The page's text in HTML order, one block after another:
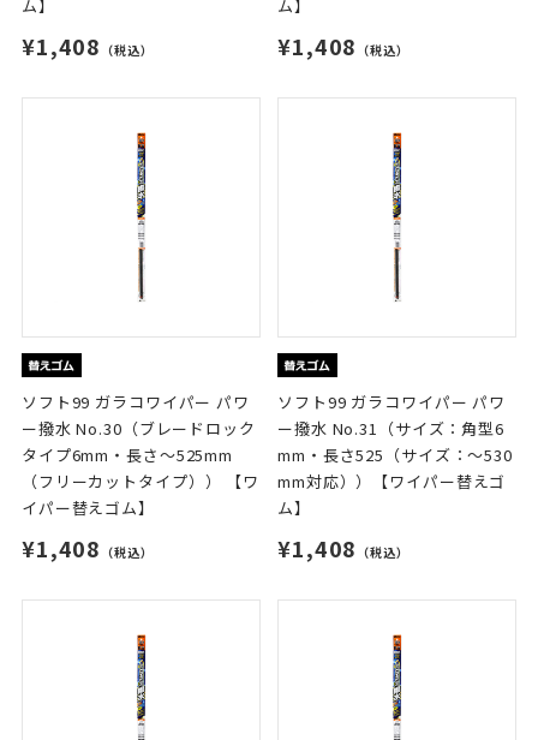
ム】
¥1,408 （税込）
ム】
¥1,408 （税込）
ソフト99 ガラコワイパー パワ
ー撥水 No.30（ブレードロック
タイプ6mm・長さ～525mm
（フリーカットタイプ）） 【ワ
イパー替えゴム】
¥1,408 （税込）
ソフト99 ガラコワイパー パワ
ー撥水 No.31（サイズ：角型6
mm・長さ525（サイズ：～530
mm対応））【ワイパー替えゴ
ム】
¥1,408 （税込）